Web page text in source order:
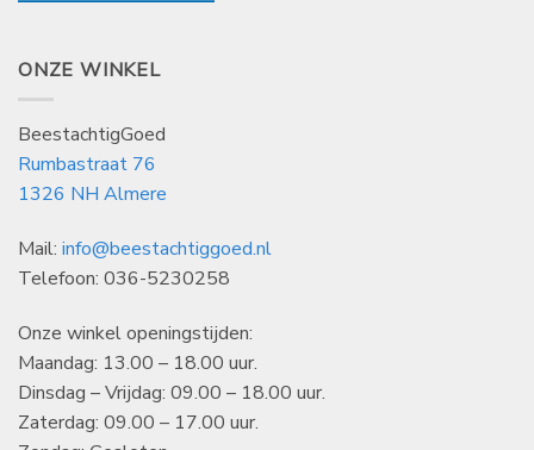
ONZE WINKEL
BeestachtigGoed
Rumbastraat 76
1326 NH Almere
Mail: info@beestachtiggoed.nl
Telefoon: 036-5230258
Onze winkel openingstijden:
Maandag: 13.00 – 18.00 uur.
Dinsdag – Vrijdag: 09.00 – 18.00 uur.
Zaterdag: 09.00 – 17.00 uur.